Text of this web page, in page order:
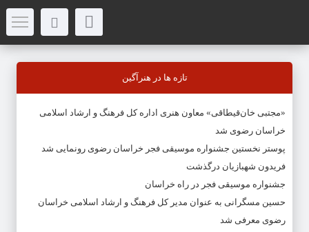
تازه ها در هنرآگین
«مجتبی خان‌قیطاقی» معاون هنری اداره کل فرهنگ و ارشاد اسلامی
خراسان رضوی شد
پوستر نخستین جشنواره موسیقی فجر خراسان رضوی رونمایی شد
فریدون شهبازیان درگذشت
جشنواره موسیقی فجر در راه خراسان
حسین مسگرانی به عنوان مدیر کل فرهنگ و ارشاد اسلامی خراسان
رضوی معرفی شد